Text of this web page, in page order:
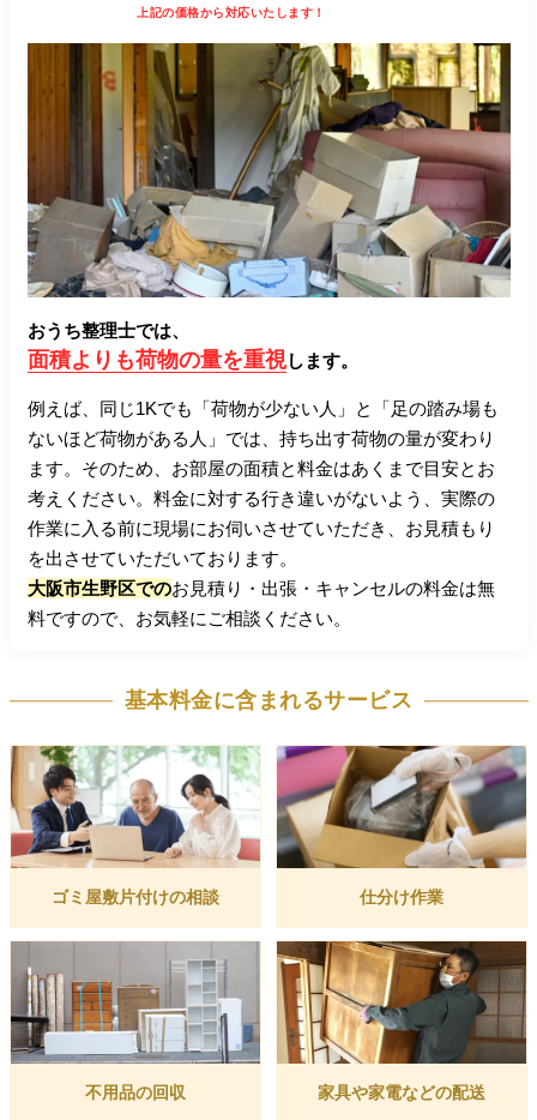
上記の価格から対応いたします！
おうち整理士では、
面積よりも荷物の量を重視します。
例えば、同じ1Kでも「荷物が少ない人」と「足の踏み場も
ないほど荷物がある人」では、持ち出す荷物の量が変わり
ます。そのため、お部屋の面積と料金はあくまで目安とお
考えください。料金に対する行き違いがないよう、実際の
作業に入る前に現場にお伺いさせていただき、お見積もり
を出させていただいております。
大阪市生野区でのお見積り・出張・キャンセルの料金は無
料ですので、お気軽にご相談ください。
基本料金に含まれるサービス
ゴミ屋敷片付けの相談 仕分け作業
不用品の回収 家具や家電などの配送